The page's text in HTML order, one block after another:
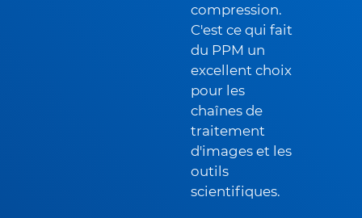
compression.
C'est ce qui fait
du PPM un
excellent choix
pour les
chaînes de
traitement
d'images et les
outils
scientifiques.